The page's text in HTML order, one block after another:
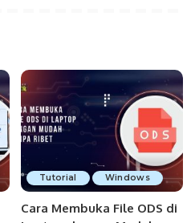
Tutorial Windows
Cara Membuka File ODS di